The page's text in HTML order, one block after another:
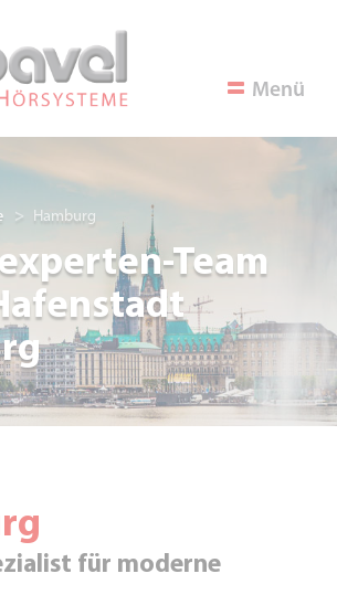
Menü
Hamburg
Team
für moderne